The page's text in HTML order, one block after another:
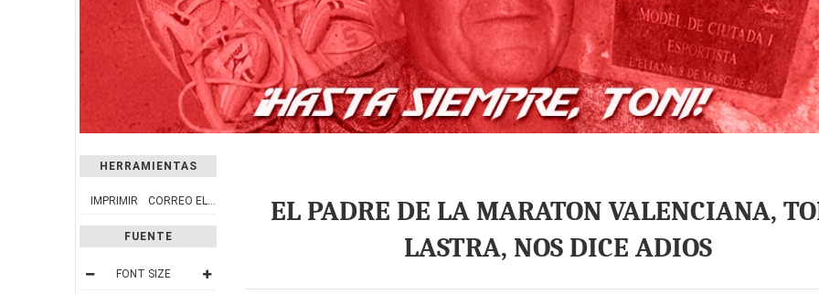
HERRAMIENTAS
IMPRIMIR
FUENTE
FONT SIZE
EL PADRE DE LA MARATON VALENCIANA,
LASTRA, NOS DICE ADIOS